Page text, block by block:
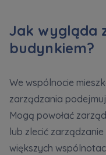
Jak wygląda
budynkiem?
We wspólnocie
zarządzania
Mogą powołać
lub zlecić
większych